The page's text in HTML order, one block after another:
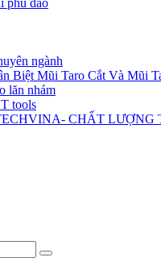
phủ dao
ngành
Biệt Mũi Taro Cắt Và Mũi
lăn nhám
tools
CHẤT LƯỢNG